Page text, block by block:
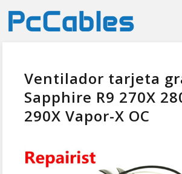
Ventilador tarjeta
Sapphire R9 270X
290X Vapor-X OC